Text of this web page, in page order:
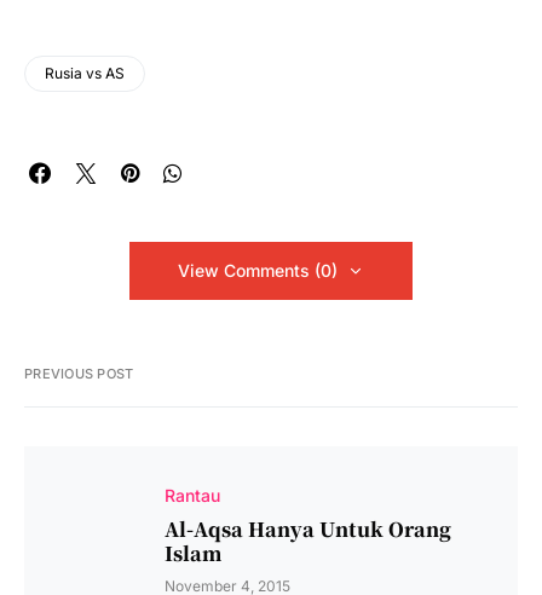
Rusia vs AS
View Comments (0)
PREVIOUS POST
Rantau
Al-Aqsa Hanya Untuk Orang
Islam
November 4, 2015